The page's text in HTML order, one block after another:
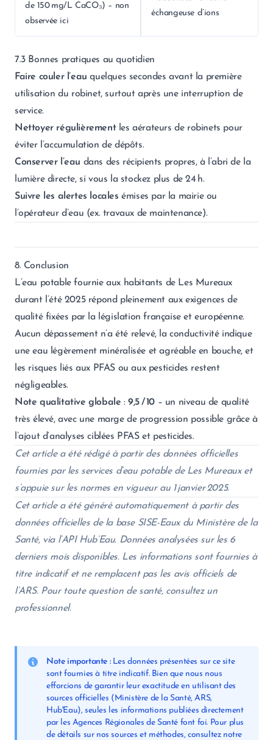
de 150 mg/L CaCO₃) – non
observée ici
échangeuse d’ions
7.3 Bonnes pratiques au quotidien
Faire couler l’eau quelques secondes avant la première
utilisation du robinet, surtout après une interruption de
service.
Nettoyer régulièrementles aérateurs de robinets pour
éviter l’accumulation de dépôts.
Conserver l’eau dans des récipients propres, à l’abri de la
lumière directe, si vous la stockez plus de 24 h.
Suivre les alertes locales émises par la mairie ou
l’opérateur d’eau (ex. travaux de maintenance).
8. Conclusion
L’eau potable fournie aux habitants de Les Mureaux
durant l’été 2025 répond pleinement aux exigences de
qualité fixées par la législation française et européenne.
Aucun dépassement n’a été relevé, la conductivité indique
une eau légèrement minéralisée et agréable en bouche, et
les risques liés aux PFAS ou aux pesticides restent
négligeables.
Note qualitative globale :9,5 / 10 – un niveau de qualité
très élevé, avec une marge de progression possible grâce à
l’ajout d’analyses ciblées PFAS et pesticides.
Cet article a été rédigé à partir des données officielles
fournies par les services d’eau potable de Les Mureaux et
s’appuie sur les normes en vigueur au 1 janvier 2025.
Cet article a été généré automatiquement à partir des
données officielles de la base SISE-Eaux du Ministère de la
Santé, via l’API Hub’Eau. Données analysées sur les 6
derniers mois disponibles. Les informations sont fournies à
titre indicatif et ne remplacent pas les avis officiels de
l’ARS. Pour toute question de santé, consultez un
professionnel.
Note importante :Les données présentées sur ce site
sont fournies à titre indicatif. Bien que nous nous
efforcions de garantir leur exactitude en utilisant des
sources officielles (Ministère de la Santé, ARS,
Hub'Eau), seules les informations publiées directement
par les Agences Régionales de Santé font foi. Pour plus
de détails sur nos sources et méthodes, consultez notre